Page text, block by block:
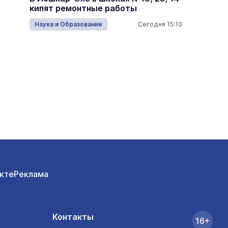
кипят ремонтные работы
Наука и Образование Сегодня 15:10
Реклама
Контакты 16+